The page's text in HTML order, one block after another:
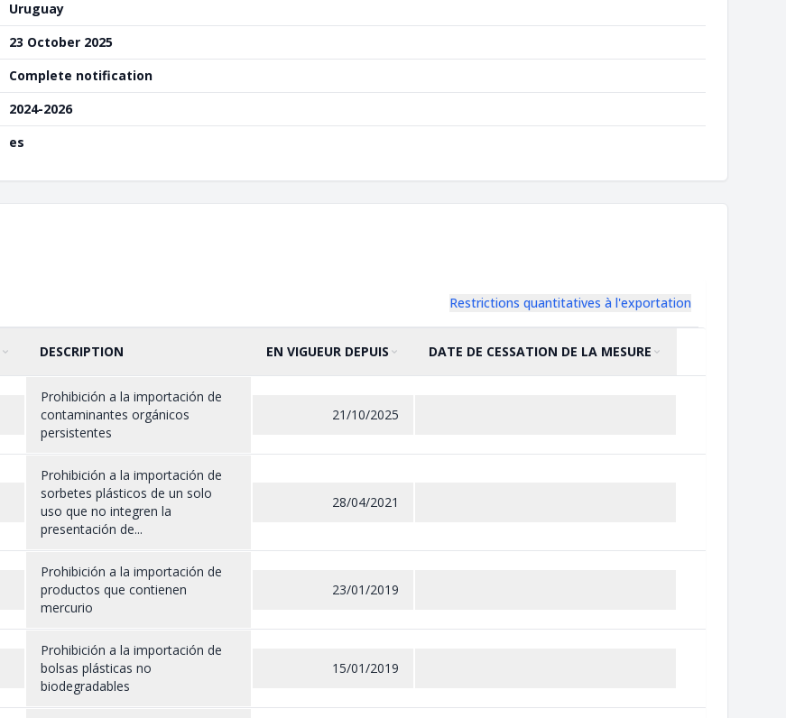
Uruguay
23 October 2025
Complete notification
2024-2026
es
Restrictions quantitatives à l'exportation
DESCRIPTION TRIER PAR
EN VIGUEUR DEPUIS CROISSANT
DATE DE CESSATION DE LA MESURE
Prohibición a la importación de
contaminantes orgánicos
persistentes
21/10/2025
Prohibición a la importación de
sorbetes plásticos de un solo
uso que no integren la
presentación de...
28/04/2021
Prohibición a la importación de
productos que contienen
mercurio
23/01/2019
Prohibición a la importación de
bolsas plásticas no
biodegradables
15/01/2019